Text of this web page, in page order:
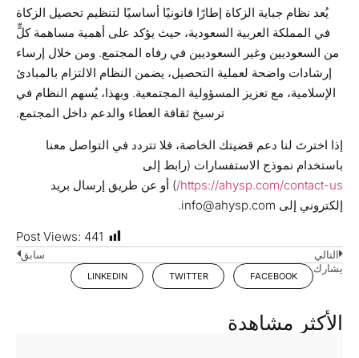
يُعد نظام جباية الزكاة إطارًا قانونيًا أساسيًا لتنظيم تحصيل الزكاة
في المملكة العربية السعودية، حيث يؤكد على أهمية مساهمة كلٍّ
من السعوديين وغير السعوديين في رفاه المجتمع. ومن خلال إرساء
إرشادات واضحة لعملية التحصيل، يضمن النظام الالتزام بالمبادئ
الإسلامية، مع تعزيز المسؤولية المجتمعية. وبهذا، يُسهم النظام في
ترسيخ ثقافة العطاء والدعم داخل المجتمع.
إذا اخترتَ لنا دعم قضيتك الخاصة، فلا تتردد في التواصل معنا
باستخدام نموذج الاستفسارات (رابط إلى
https://ahysp.com/contact-us/ ) أو عن طريق إرسال بريد
إلكتروني إلى info@ahysp.com.
Post Views: 441
التالي
سابق
يشارك
FACEBOOK
TWITTER
LINKEDIN
الأكثر مشاهدة